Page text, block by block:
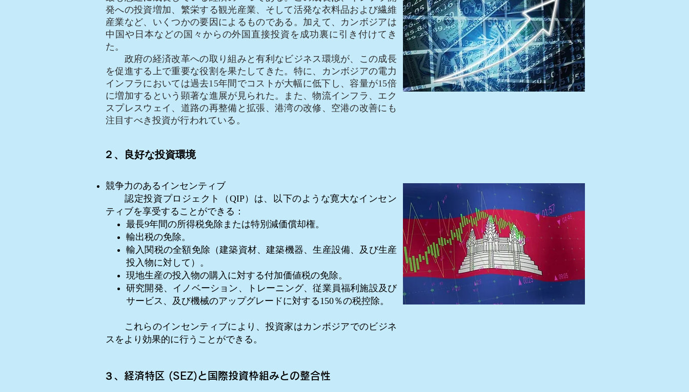
発への投資増加、繁栄する観光産業、そして活発な衣料品および繊維
産業など、いくつかの要因によるものである。加えて、カンボジアは
中国や日本などの国々からの外国直接投資を成功裏に引き付けてき
た。
政府の経済改革への取り組みと有利なビジネス環境が、この成長
を促進する上で重要な役割を果たしてきた。特に、カンボジアの電力
インフラにおいては過去15年間でコストが大幅に低下し、容量が15倍
に増加するという顕著な進展が見られた。また、物流インフラ、エク
スプレスウェイ、道路の再整備と拡張、港湾の改修、空港の改善にも
注目すべき投資が行われている。
２、良好な投資環境
競争力のあるインセンティブ
認定投資プロジェクト（QIP）は、以下のような寛大なインセン
ティブを享受することができる：
最長9年間の所得税免除または特別減価償却権。
輸出税の免除。
輸入関税の全額免除（建築資材、建築機器、生産設備、及び生産
投入物に対して）。
現地生産の投入物の購入に対する付加価値税の免除。
研究開発、イノベーション、トレーニング、従業員福利施設及び
サービス、及び機械のアップグレードに対する150％の税控除。
これらのインセンティブにより、投資家はカンボジアでのビジネ
スをより効果的に行うことができる。
３、経済特区 (SEZ)と 国際投資枠組みとの整合性